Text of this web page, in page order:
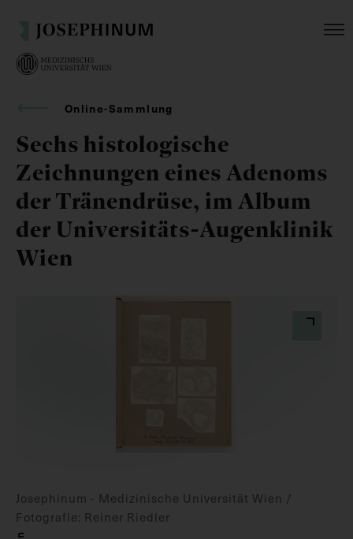
Online-Sammlung
Sechs histologische
Zeichnungen eines Adenoms
der Tränendrüse, im Album
der Universitäts-Augenklinik
Wien
Josephinum - Medizinische Universität Wien /
Fotografie: Reiner Riedler